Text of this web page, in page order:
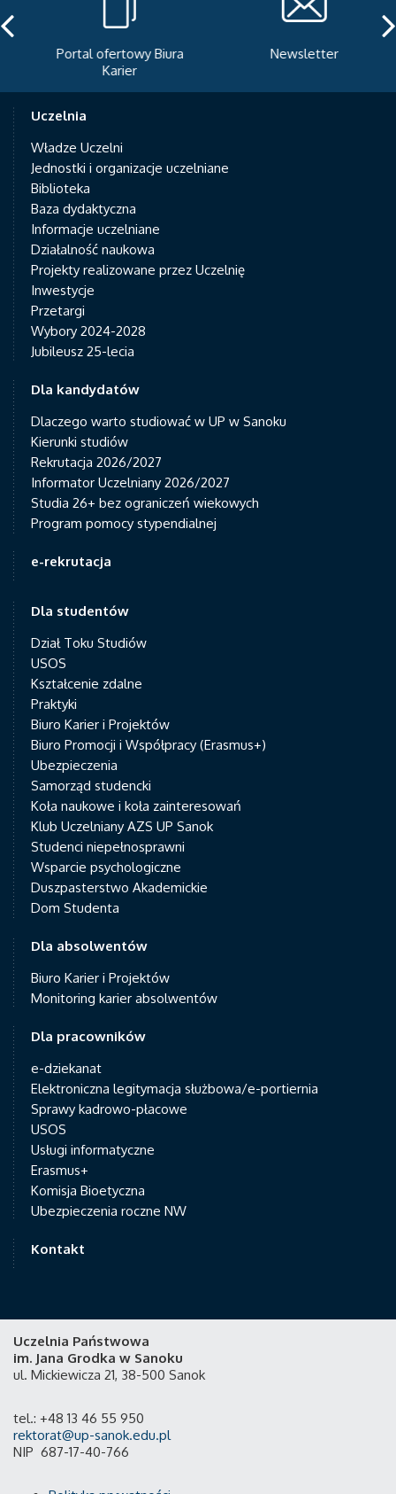
Portal ofertowy Biura
Karier
Newsletter
Uczelnia
Władze Uczelni
Jednostki i organizacje uczelniane
Biblioteka
Baza dydaktyczna
Informacje uczelniane
Działalność naukowa
Projekty realizowane przez Uczelnię
Inwestycje
Przetargi
Wybory 2024-2028
Jubileusz 25-lecia
Dla kandydatów
Dlaczego warto studiować w UP w Sanoku
Kierunki studiów
Rekrutacja 2026/2027
Informator Uczelniany 2026/2027
Studia 26+ bez ograniczeń wiekowych
Program pomocy stypendialnej
e-rekrutacja
Dla studentów
Dział Toku Studiów
USOS
Kształcenie zdalne
Praktyki
Biuro Karier i Projektów
Biuro Promocji i Współpracy (Erasmus+)
Ubezpieczenia
Samorząd studencki
Koła naukowe i koła zainteresowań
Klub Uczelniany AZS UP Sanok
Studenci niepełnosprawni
Wsparcie psychologiczne
Duszpasterstwo Akademickie
Dom Studenta
Dla absolwentów
Biuro Karier i Projektów
Monitoring karier absolwentów
Dla pracowników
e-dziekanat
Elektroniczna legitymacja służbowa/e-portiernia
Sprawy kadrowo-płacowe
USOS
Usługi informatyczne
Erasmus+
Komisja Bioetyczna
Ubezpieczenia roczne NW
Kontakt
Uczelnia Państwowa
im. Jana Grodka w Sanoku
ul. Mickiewicza 21, 38-500 Sanok
tel.: +48 13 46 55 950
rektorat@up-sanok.edu.pl
NIP 687-17-40-766